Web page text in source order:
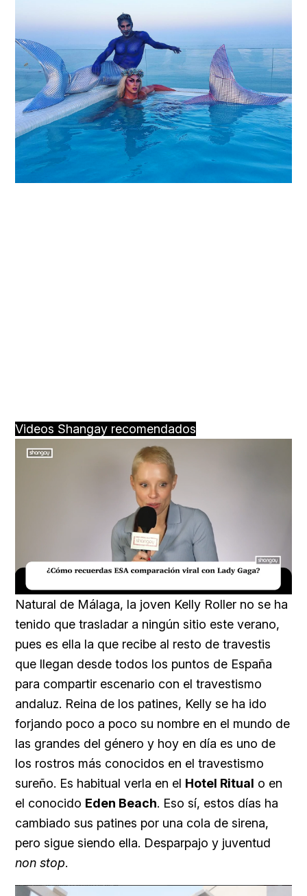
Videos Shangay recomendados
20.76%
Natural de Málaga, la joven Kelly Roller no se ha
tenido que trasladar a ningún sitio este verano,
pues es ella la que recibe al resto de travestis
que llegan desde todos los puntos de España
para compartir escenario con el travestismo
andaluz. Reina de los patines, Kelly se ha ido
forjando poco a poco su nombre en el mundo de
las grandes del género y hoy en día es uno de
los rostros más conocidos en el travestismo
sureño. Es habitual verla en el Hotel Ritual o en
el conocido Eden Beach. Eso sí, estos días ha
cambiado sus patines por una cola de sirena,
pero sigue siendo ella. Desparpajo y juventud
non stop.